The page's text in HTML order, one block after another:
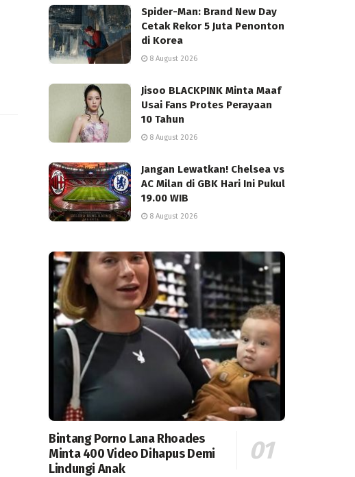
Spider-Man: Brand New Day
Cetak Rekor 5 Juta Penonton
di Korea
8 August 2026
Jisoo BLACKPINK Minta Maaf
Usai Fans Protes Perayaan
10 Tahun
8 August 2026
Jangan Lewatkan! Chelsea vs
AC Milan di GBK Hari Ini Pukul
19.00 WIB
8 August 2026
Bintang Porno Lana Rhoades
Minta 400 Video Dihapus Demi
Lindungi Anak